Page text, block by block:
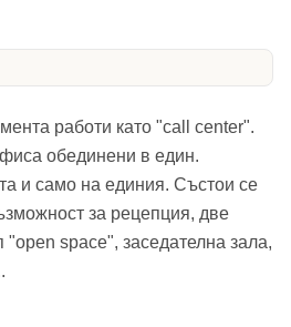
работи като "call center".
обединени в един.
и само на единия. Състои се
за рецепция, две
space", заседателна зала,